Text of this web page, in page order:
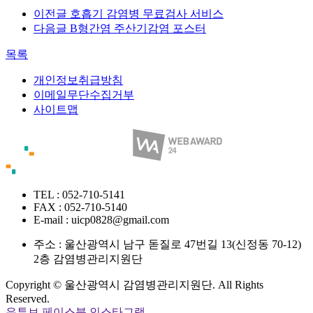
이전글 호흡기 감염병 무료검사 서비스
다음글 B형간염 주산기감염 포스터
목록
개인정보취급방침
이메일무단수집거부
사이트맵
TEL : 052-710-5141
FAX : 052-710-5140
E-mail : uicp0828@gmail.com
주소 : 울산광역시 남구 돋질로 47번길 13(신정동 70-12)
2층 감염병관리지원단
Copyright © 울산광역시 감염병관리지원단. All Rights
Reserved.